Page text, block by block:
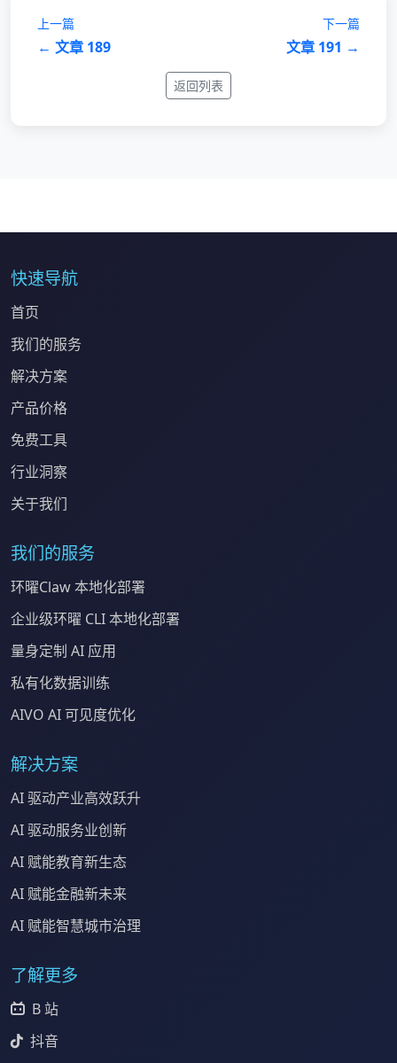
上一篇
← 文章 189
下一篇
文章 191 →
返回列表
快速导航
首页
我们的服务
解决方案
产品价格
免费工具
行业洞察
关于我们
我们的服务
环曜Claw 本地化部署
企业级环曜 CLI 本地化部署
量身定制 AI 应用
私有化数据训练
AIVO AI 可见度优化
解决方案
AI 驱动产业高效跃升
AI 驱动服务业创新
AI 赋能教育新生态
AI 赋能金融新未来
AI 赋能智慧城市治理
了解更多
B 站
抖音